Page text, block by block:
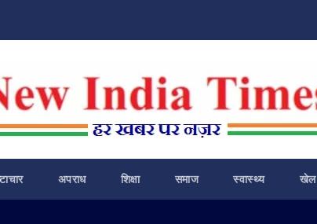
अपराध शिक्षा समाज स्वास्थ्य खेल